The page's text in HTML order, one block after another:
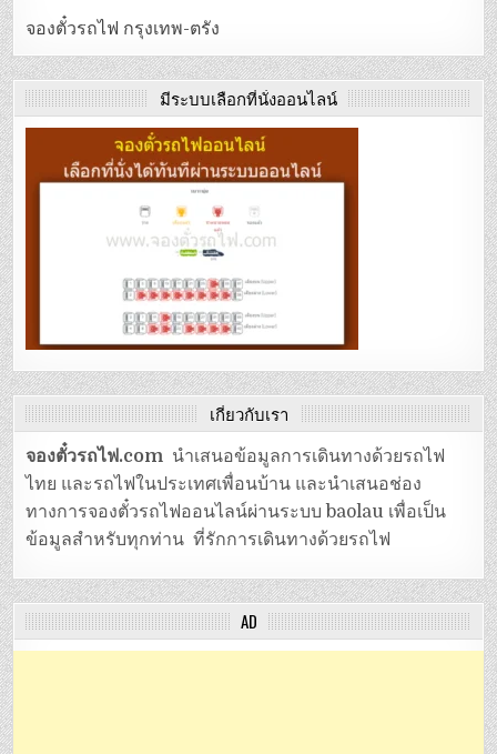
จองตั๋วรถไฟ กรุงเทพ-ตรัง
มีระบบเลือกที่นั่งออนไลน์
เกี่ยวกับเรา
จองตั๋วรถไฟ.com นำเสนอข้อมูลการเดินทางด้วยรถไฟ
ไทย และรถไฟในประเทศเพื่อนบ้าน และนำเสนอช่อง
ทางการจองตั๋วรถไฟออนไลน์ผ่านระบบ baolau เพื่อเป็น
ข้อมูลสำหรับทุกท่าน ที่รักการเดินทางด้วยรถไฟ
AD